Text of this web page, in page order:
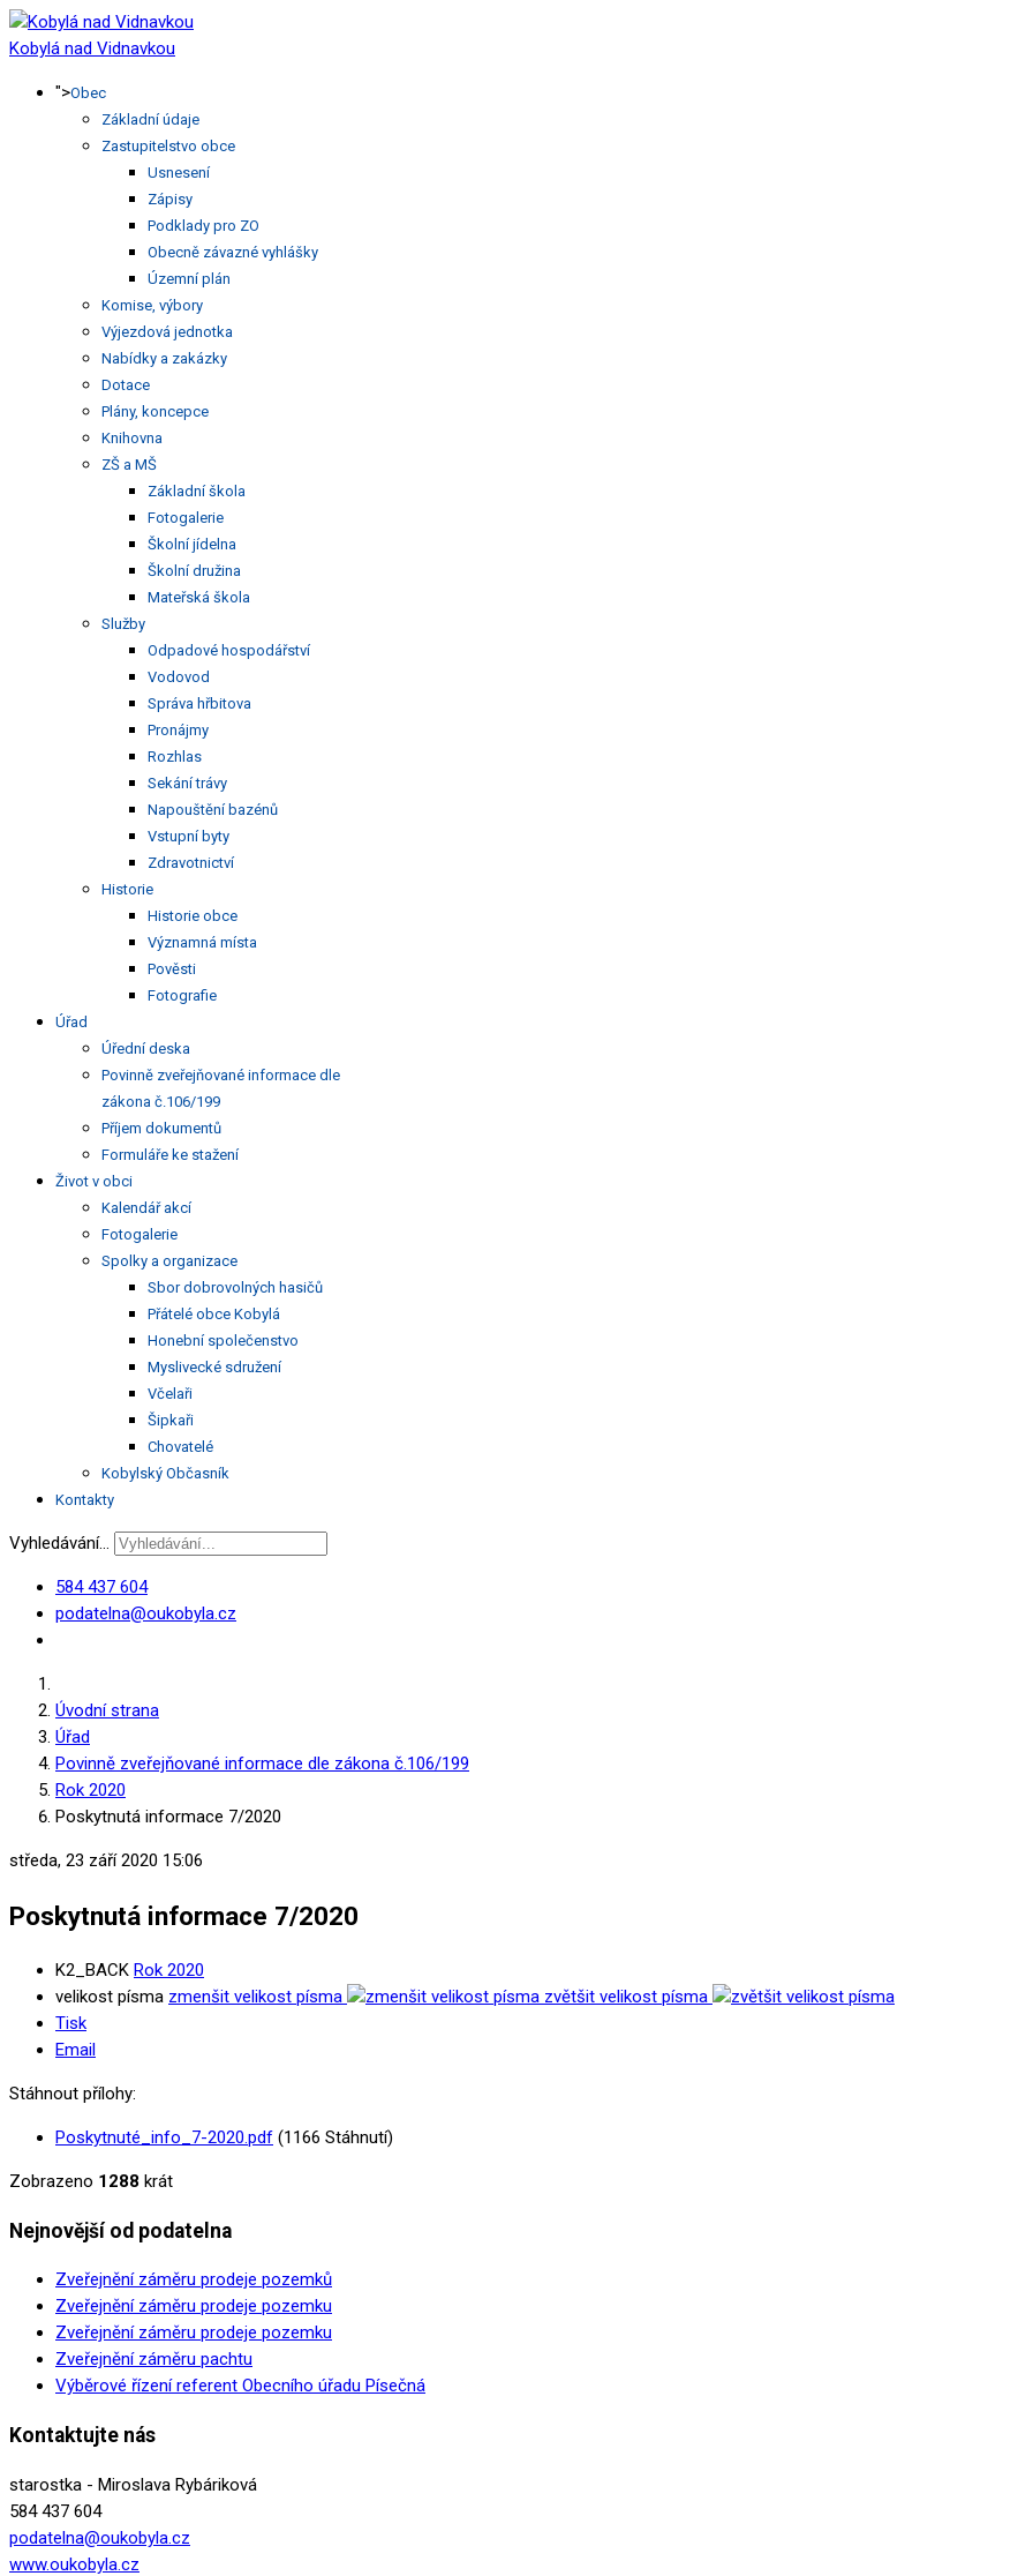
Kobylá nad Vidnavkou
">Obec
Základní údaje
Zastupitelstvo obce
Usnesení
Zápisy
Podklady pro ZO
Obecně závazné vyhlášky
Územní plán
Komise, výbory
Výjezdová jednotka
Nabídky a zakázky
Dotace
Plány, koncepce
Knihovna
ZŠ a MŠ
Základní škola
Fotogalerie
Školní jídelna
Školní družina
Mateřská škola
Služby
Odpadové hospodářství
Vodovod
Správa hřbitova
Pronájmy
Rozhlas
Sekání trávy
Napouštění bazénů
Vstupní byty
Zdravotnictví
Historie
Historie obce
Významná místa
Pověsti
Fotografie
Úřad
Úřední deska
Povinně zveřejňované informace dle
zákona č.106/199
Příjem dokumentů
Formuláře ke stažení
Život v obci
Kalendář akcí
Fotogalerie
Spolky a organizace
Sbor dobrovolných hasičů
Přátelé obce Kobylá
Honební společenstvo
Myslivecké sdružení
Včelaři
Šipkaři
Chovatelé
Kobylský Občasník
Kontakty
Vyhledávání...
584 437 604
podatelna@oukobyla.cz
Úvodní strana
Úřad
Povinně zveřejňované informace dle zákona č.106/199
Rok 2020
Poskytnutá informace 7/2020
středa, 23 září 2020 15:06
Poskytnutá informace 7/2020
K2_BACK Rok 2020
velikost písma zmenšit velikost písma
zvětšit velikost písma
Tisk
Email
Stáhnout přílohy:
Poskytnuté_info_7-2020.pdf (1166 Stáhnutí)
Zobrazeno 1288 krát
Nejnovější od podatelna
Zveřejnění záměru prodeje pozemků
Zveřejnění záměru prodeje pozemku
Zveřejnění záměru prodeje pozemku
Zveřejnění záměru pachtu
Výběrové řízení referent Obecního úřadu Písečná
Kontaktujte nás
starostka - Miroslava Rybáriková
584 437 604
podatelna@oukobyla.cz
www.oukobyla.cz